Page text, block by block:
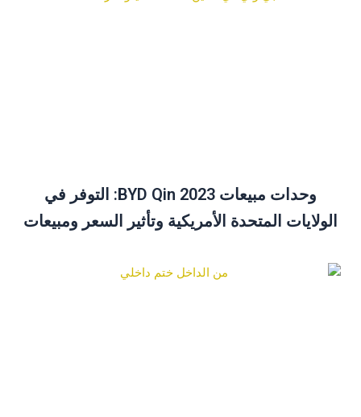
وحدات مبيعات BYD Qin 2023: التوفر في
الولايات المتحدة الأمريكية وتأثير السعر ومبيعات